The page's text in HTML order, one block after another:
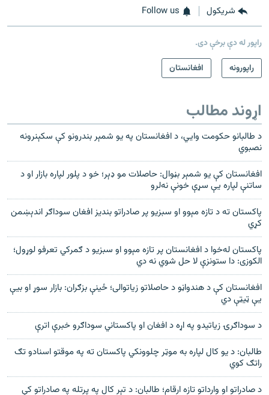
شريکول Follow us
راپور له دې برخې دی.
راپورونه
افغانستان
اړوند مطالب
د طالبانو حکومت وايي، د افغانستان په یو شمېر بندرونو کې سکېنرونه
نصبوي
افغانستان کې يو شمېر بڼوال: حاصلات مو ډېر؛ خو د پلور لپاره بازار او د
ساتنې لپاره يې سړې خونې نه‌لرو
پاکستان ته د تازه مېوو او سبزیو پر صادراتو بنديز افغان سوداګر اندېښمن
کړي
پاکستان له‌خوا د افغانستان پر تازه مېوو او سبزیو د ګمرکي تعرفو لوړول؛
الکوزی: دا ستونزې لا حل شوي نه دي
افغانستان کې د هندواڼو د حاصلاتو زیاتوالی؛ ځینې بزګران: بازار سوړ او بیې
یې ټیټې دي
د سوداګرۍ زیاتیدو په اړه د افغان او پاکستاني سوداګرو خبرې اترې
طالبان: د یو کال لپاره به موټر چلوونکي پاکستان ته په موقتو اسنادو تګ
راتګ کوي
د صادراتو او وارداتو تازه ارقام؛ طالبان: د تېر کال په پرتله په صادراتو کې